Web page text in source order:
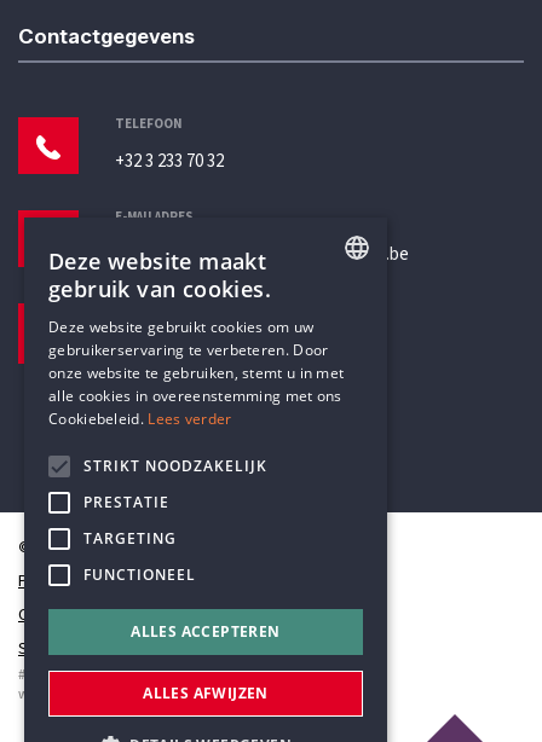
Contactgegevens
TELEFOON
+32 3 233 70 32
E-MAILADRES
secretariaat@humanistischverbond.be
Pottenbrug 4
Antwerpen, 2000
© Humanistisch Verbond 2026
Privacy
Cookiestatement
Sitemap
#codedwithlove byCodelines
webapplicaties
mobiele apps&maatwerk websites
DUTCH
Deze website maakt
gebruik van cookies.
Deze website gebruikt cookies om uw
gebruikerservaring te verbeteren. Door
onze website te gebruiken, stemt u in met
alle cookies in overeenstemming met ons
Cookiebeleid. Lees verder
STRIKT NOODZAKELIJK
PRESTATIE
TARGETING
FUNCTIONEEL
ALLES ACCEPTEREN
ALLES AFWIJZEN